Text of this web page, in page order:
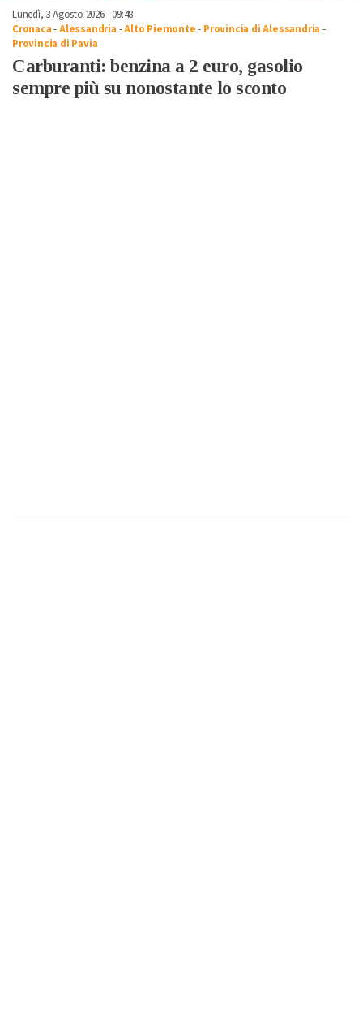
Lunedì, 3 Agosto 2026 - 09:48
Cronaca-Alessandria -Alto Piemonte- Provincia di Alessandria -
Provincia di Pavia
Carburanti: benzina a 2 euro, gasolio
sempre più su nonostante lo sconto